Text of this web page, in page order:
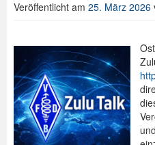
Veröffentlicht am 25. März 2026